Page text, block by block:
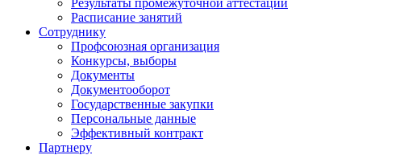
Результаты промежуточной аттестации
Расписание занятий
Сотруднику
Профсоюзная организация
Конкурсы, выборы
Документы
Документооборот
Государственные закупки
Персональные данные
Эффективный контракт
Партнеру